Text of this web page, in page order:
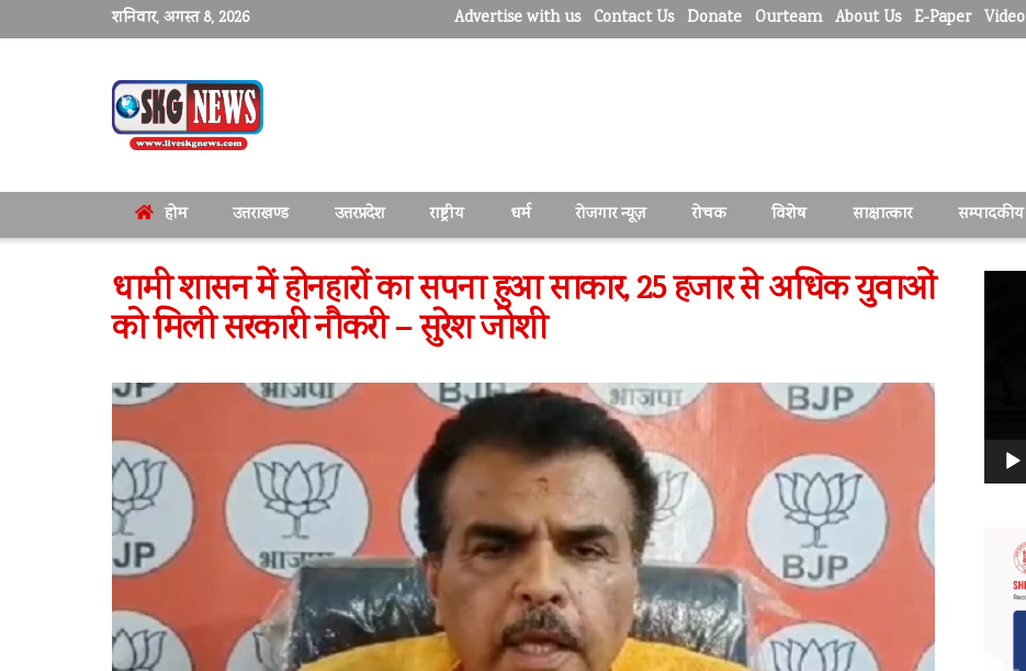
शनिवार, अगस्त 8, 2026 Advertise with us Contact Us Donate Ourteam About Us E-Paper Video
होम उत्तराखण्ड उत्तरप्रदेश राष्ट्रीय धर्म रोजगार न्यूज़ रोचक विशेष साक्षात्कार सम्पादकीय
धामी शासन में होनहारों का सपना हुआ साकार, 25 हजार से अधिक युवाओं
को मिली सरकारी नौकरी – सुरेश जोशी